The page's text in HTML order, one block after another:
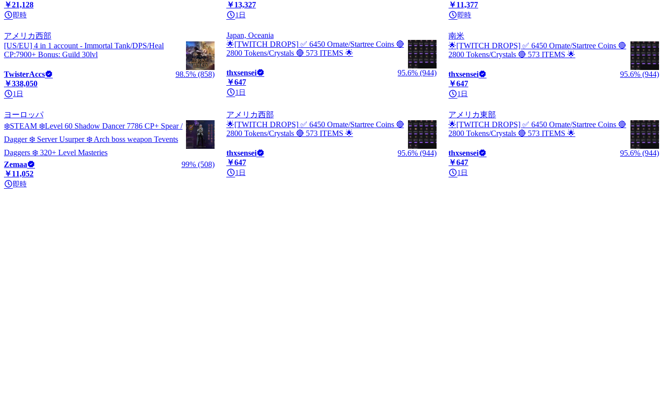
￥21,128
即時
￥13,327
1日
￥11,377
即時
アメリカ西部
[US/EU] 4 in 1 account - Immortal Tank/DPS/Heal
CP:7900+ Bonus: Guild 30lvl
TwisterAccs
98.5% (858)
￥338,050
1日
Japan, Oceania
🌟[TWITCH DROPS] ✅ 6450 Ornate/Startree Coins 🔴
2800 Tokens/Crystals 🔴 573 ITEMS 🌟
thxsensei
95.6% (944)
￥647
1日
南米
🌟[TWITCH DROPS] ✅ 6450 Ornate/Startree Coins 🔴
2800 Tokens/Crystals 🔴 573 ITEMS 🌟
thxsensei
95.6% (944)
￥647
1日
ヨーロッパ
❄️STEAM ❄️Level 60 Shadow Dancer 7786 CP+ Spear /
Dagger ❄️ Server Usurper ❄️ Arch boss weapon Tevents
Daggers ❄️ 320+ Level Masteries
Zemaa
99% (508)
￥11,052
即時
アメリカ西部
🌟[TWITCH DROPS] ✅ 6450 Ornate/Startree Coins 🔴
2800 Tokens/Crystals 🔴 573 ITEMS 🌟
thxsensei
95.6% (944)
￥647
1日
アメリカ東部
🌟[TWITCH DROPS] ✅ 6450 Ornate/Startree Coins 🔴
2800 Tokens/Crystals 🔴 573 ITEMS 🌟
thxsensei
95.6% (944)
￥647
1日